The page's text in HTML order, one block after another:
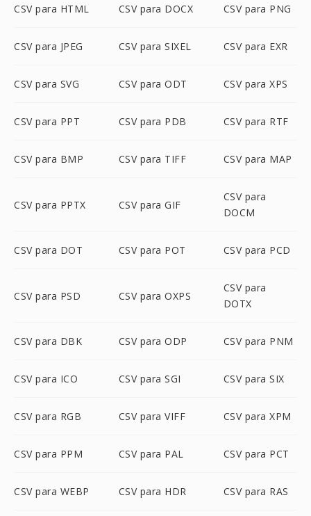
CSV para HTML CSV para DOCX CSV para PNG
CSV para JPEG CSV para SIXEL CSV para EXR
CSV para SVG CSV para ODT CSV para XPS
CSV para PPT CSV para PDB CSV para RTF
CSV para BMP CSV para TIFF CSV para MAP
CSV para PPTX CSV para GIF
CSV para
DOCM
CSV para DOT CSV para POT CSV para PCD
CSV para PSD CSV para OXPS
CSV para
DOTX
CSV para DBK CSV para ODP CSV para PNM
CSV para ICO CSV para SGI CSV para SIX
CSV para RGB CSV para VIFF CSV para XPM
CSV para PPM CSV para PAL CSV para PCT
CSV para WEBP CSV para HDR CSV para RAS